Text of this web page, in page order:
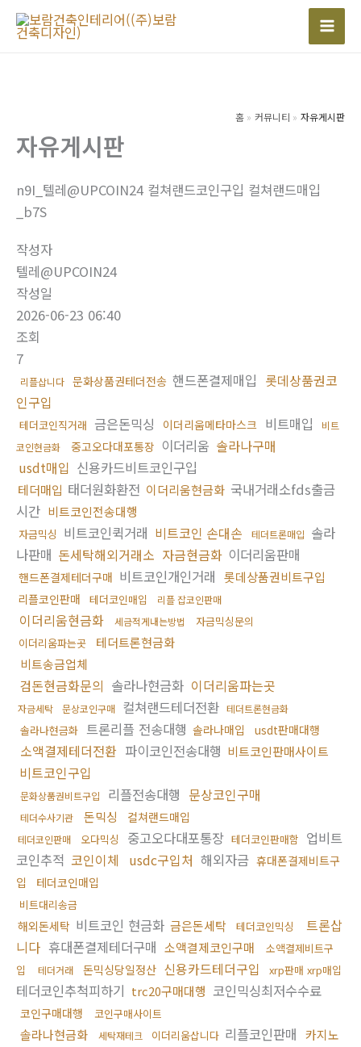
Main
홈 커뮤니티 자유게시판
자유게시판
n9I_텔레@UPCOIN24 컬쳐랜드코인구입 컬쳐랜드매입
_b7S
작성자
텔레@UPCOIN24
작성일
2026-06-23 06:40
조회
7
리플삽니다 문화상품권테더전송 핸드폰결제매입 롯데상품권코
인구입
테더코인직거래 금은돈믹싱 이더리움메타마스크 비트매입
비트
코인현금화
중고오다대포통장 이더리움 솔라나구매
usdt매입 신용카드비트코인구입
테더매입 태더원화환전 이더리움현금화 국내거래소fds출금
시간 비트코인전송대행
자금믹싱 비트코인퀵거래 비트코인 손대손 테더트론매입 솔라
나판매 돈세탁해외거래소 자금현금화 이더리움판매
핸드폰결제테더구매 비트코인개인거래 롯데상품권비트구입
리플코인판매 테더코인매입 리플 잡코인판매
이더리움현금화 세금적게내는방법
자금믹싱문의
이더리움파는곳
테더트론현금화
비트송금업체
검돈현금화문의 솔라나현금화 이더리움파는곳
자금세탁 문상코인구매 컬쳐랜드테더전환 테더트론현금화
솔라나현금화 트론리플 전송대행 솔라나매입 usdt판매대행
소액결제테더전환 파이코인전송대행 비트코인판매사이트
비트코인구입
문화상품권비트구입 리플전송대행 문상코인구매
테더수사기관 돈믹싱 컬쳐랜드매입
테더코인판매 오다믹싱 중고오다대포통장 테더코인판매함 업비트
코인추적 코인이체 usdc구입처 해외자금 휴대폰결제비트구
입
테더코인매입
비트대리송금
해외돈세탁 비트코인 현금화 금은돈세탁 테더코인믹싱
트론삽
니다 휴대폰결제테더구매 소액결제코인구매
소액결제비트구
입
테더거래 돈믹싱당일정산 신용카드테더구입 xrp판매 xrp매입
테더코인추척피하기 trc20구매대행 코인믹싱최저수수료
코인구매대행 코인구매사이트
솔라나현금화 세탁재테크 이더리움삽니다 리플코인판매 카지노